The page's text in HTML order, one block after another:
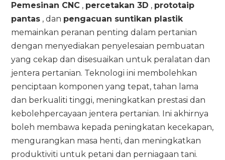
Pemesinan CNC , percetakan 3D , prototaip
pantas , dan pengacuan suntikan plastik
memainkan peranan penting dalam pertanian
dengan menyediakan penyelesaian pembuatan
yang cekap dan disesuaikan untuk peralatan dan
jentera pertanian. Teknologi ini membolehkan
penciptaan komponen yang tepat, tahan lama
dan berkualiti tinggi, meningkatkan prestasi dan
kebolehpercayaan jentera pertanian. Ini akhirnya
boleh membawa kepada peningkatan kecekapan,
mengurangkan masa henti, dan meningkatkan
produktiviti untuk petani dan perniagaan tani.